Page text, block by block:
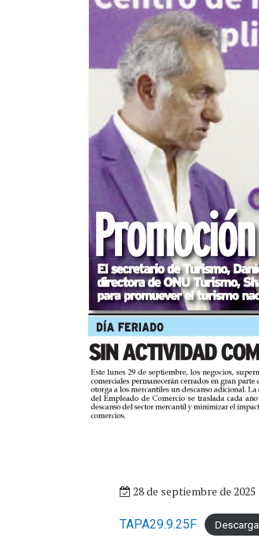
28 de septiembre de 2025
TAPA29.9.25F Descarga